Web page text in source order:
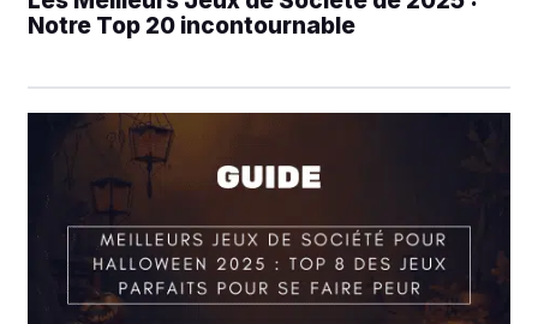
Notre Top 20 incontournable